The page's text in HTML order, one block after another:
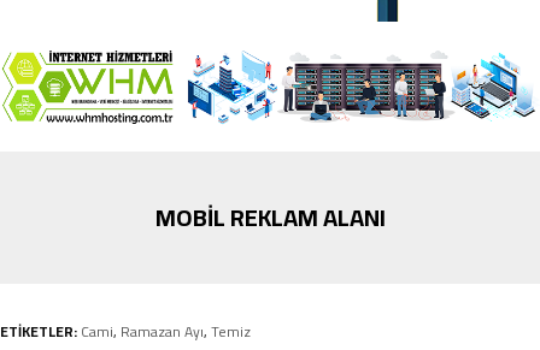
MOBİL REKLAM ALANI
ETİKETLER:Cami, Ramazan Ayı,Temiz